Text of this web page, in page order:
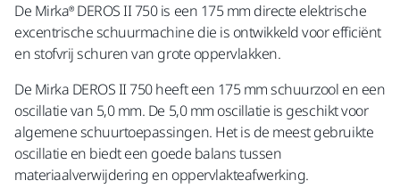
De Mirka® DEROS II 750 is een 175 mm directe elektrische
excentrische schuurmachine die is ontwikkeld voor efficiënt
en stofvrij schuren van grote oppervlakken.
De Mirka DEROS II 750 heeft een 175 mm schuurzool en een
oscillatie van 5,0 mm. De 5,0 mm oscillatie is geschikt voor
algemene schuurtoepassingen. Het is de meest gebruikte
oscillatie en biedt een goede balans tussen
materiaalverwijdering en oppervlakteafwerking.